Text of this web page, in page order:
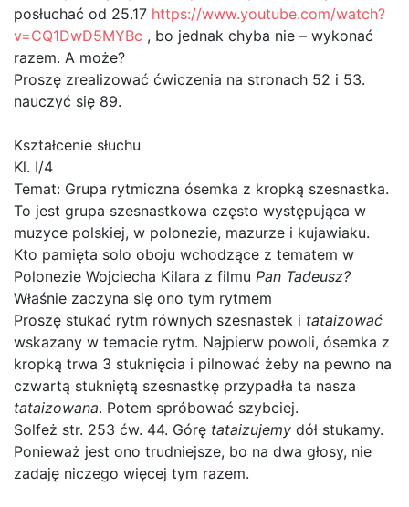
posłuchać od 25.17 https://www.youtube.com/watch?
v=CQ1DwD5MYBc , bo jednak chyba nie – wykonać
razem. A może?
Proszę zrealizować ćwiczenia na stronach 52 i 53.
nauczyć się 89.
Kształcenie słuchu
Kl. I/4
Temat: Grupa rytmiczna ósemka z kropką szesnastka.
To jest grupa szesnastkowa często występująca w
muzyce polskiej, w polonezie, mazurze i kujawiaku.
Kto pamięta solo oboju wchodzące z tematem w
Polonezie Wojciecha Kilara z filmu Pan Tadeusz?
Właśnie zaczyna się ono tym rytmem
Proszę stukać rytm równych szesnastek i tataizować
wskazany w temacie rytm. Najpierw powoli, ósemka z
kropką trwa 3 stuknięcia i pilnować żeby na pewno na
czwartą stukniętą szesnastkę przypadła ta nasza
tataizowana. Potem spróbować szybciej.
Solfeż str. 253 ćw. 44. Górę tataizujemy dół stukamy.
Ponieważ jest ono trudniejsze, bo na dwa głosy, nie
zadaję niczego więcej tym razem.